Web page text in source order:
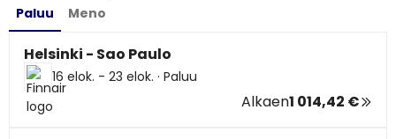
Paluu Meno
Helsinki - Sao Paulo
16 elok. - 23 elok. · Paluu
Alkaen1 014,42 €